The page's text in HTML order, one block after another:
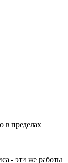
в пределах
- эти же работы